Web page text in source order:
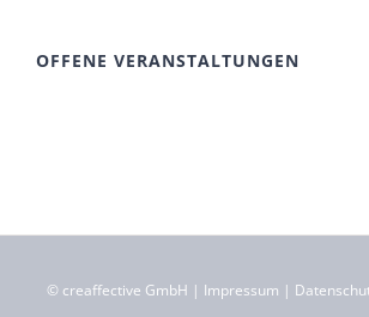
OFFENE VERANSTALTUNGEN
© creaffective GmbH | Impressum |